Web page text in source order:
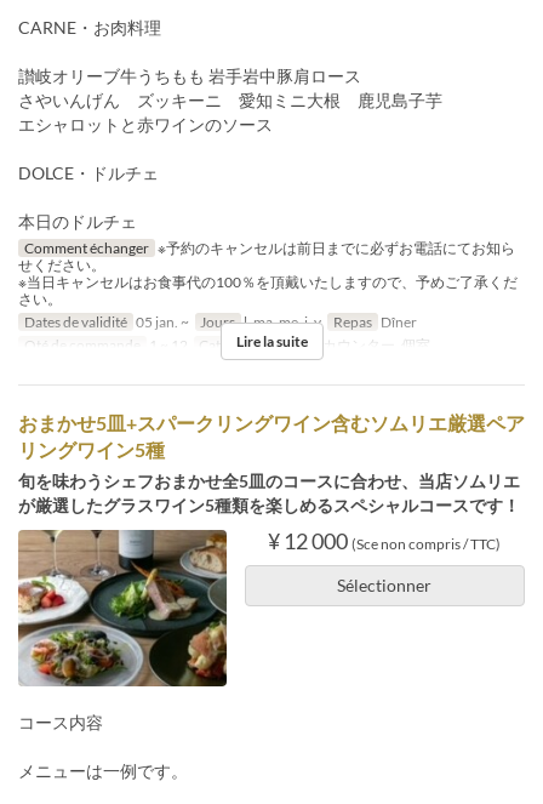
CARNE・お肉料理
讃岐オリーブ牛うちもも 岩手岩中豚肩ロース
さやいんげん ズッキーニ 愛知ミニ大根 鹿児島子芋
エシャロットと赤ワインのソース
DOLCE・ドルチェ
本日のドルチェ
Comment échanger ※予約のキャンセルは前日までに必ずお電話にてお知ら
せください。
※当日キャンセルはお食事代の100％を頂戴いたしますので、予めご了承くだ
さい。
Dates de validité 05 jan. ~ Jours l, ma, me, j, v Repas Dîner
Qté de commande
1 ~ 12 Catégorie de Siège カウンター, 個室
Lire la suite
おまかせ5皿+スパークリングワイン含むソムリエ厳選ペア
リングワイン5種
旬を味わうシェフおまかせ全5皿のコースに合わせ、当店ソムリエ
が厳選したグラスワイン5種類を楽しめるスペシャルコースです！
¥ 12 000 (Sce non compris / TTC)
Sélectionner
コース内容
メニューは一例です。